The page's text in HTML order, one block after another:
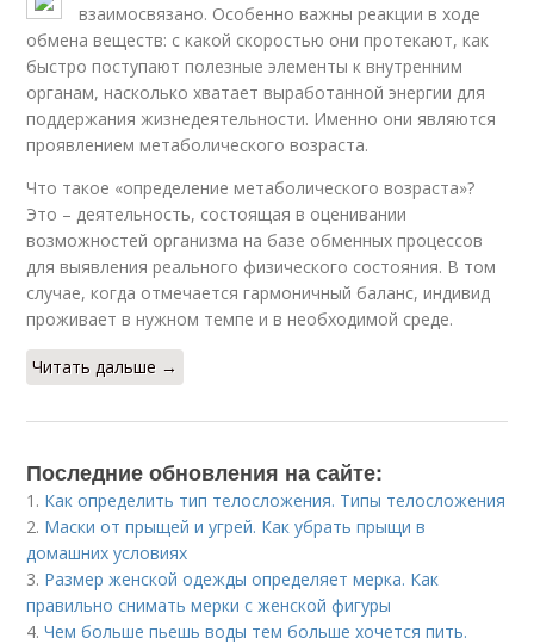
взаимосвязано. Особенно важны реакции в ходе
обмена веществ: с какой скоростью они протекают, как
быстро поступают полезные элементы к внутренним
органам, насколько хватает выработанной энергии для
поддержания жизнедеятельности. Именно они являются
проявлением метаболического возраста.
Что такое «определение метаболического возраста»?
Это – деятельность, состоящая в оценивании
возможностей организма на базе обменных процессов
для выявления реального физического состояния. В том
случае, когда отмечается гармоничный баланс, индивид
проживает в нужном темпе и в необходимой среде.
Читать дальше →
Последние обновления на сайте:
1. Как определить тип телосложения. Типы телосложения
2. Маски от прыщей и угрей. Как убрать прыщи в
домашних условиях
3. Размер женской одежды определяет мерка. Как
правильно снимать мерки с женской фигуры
4.Чем больше пьешь воды тем больше хочется пить.